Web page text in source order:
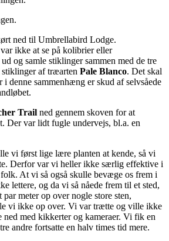
ned til Umbrellabird Lodge.
ikke at se på kolibrier eller
og samle stiklinger sammen med de tre
af træarten Pale Blanco. Det skal
denne sammenhæng er skud af selvsåede
Trail ned gennem skoven for at
Der var lidt fugle undervejs, bl.a. en
vi først lige lære planten at kende, så vi
Derfor var vi heller ikke særlig effektive i
At vi så også skulle bevæge os frem i
lettere, og da vi så nåede frem til et sted,
meter op over nogle store sten,
vi ikke op over. Vi var trætte og ville ikke
ned med kikkerter og kameraer. Vi fik en
andre fortsatte en halv times tid mere.